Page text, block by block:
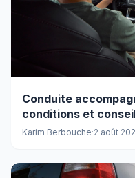
Conduite
conditions et
Karim Berbouche·2 août